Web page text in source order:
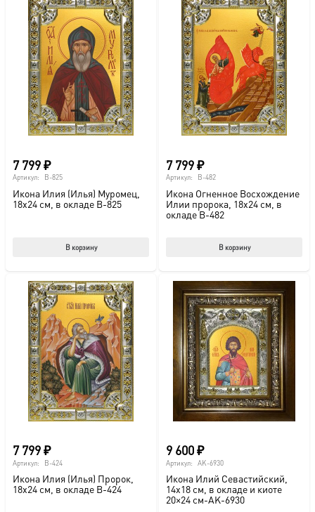
7 799₽
Артикул: B-825
Икона Илия (Илья) Муромец,
18х24 см, в окладе B-825
В корзину
7 799₽
Артикул: B-482
Икона Огненное Восхождение
Илии пророка, 18х24 см, в
окладе B-482
В корзину
7 799₽
Артикул: B-424
Икона Илия (Илья) Пророк,
18х24 см, в окладе B-424
9 600₽
Артикул: AK-6930
Икона Илий Севастийский,
14х18 см, в окладе и киоте
20×24 см-AK-6930